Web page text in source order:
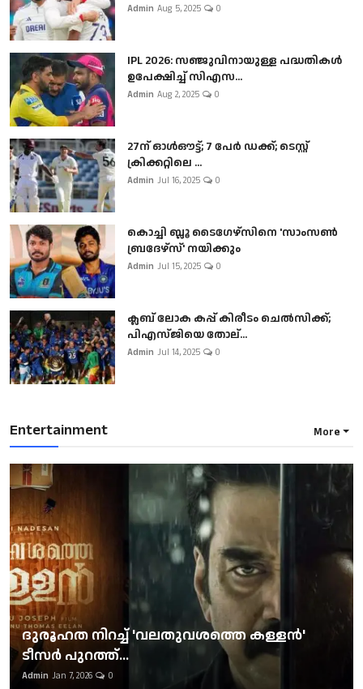
Admin Aug 5, 2025 0
IPL 2026: സഞ്ജുവിനായുള്ള പദ്ധതികൾ
ഉപേക്ഷിച്ച് സിഎസ...
Admin Aug 2, 2025 0
27ന് ഓൾഔട്ട്; 7 പേർ ഡക്ക്; ടെസ്റ്റ്
ക്രിക്കറ്റിലെ ...
Admin Jul 16, 2025 0
കൊച്ചി ബ്ലൂ ടൈഗേഴ്സിനെ 'സാംസൺ
ബ്രദേഴ്സ്' നയിക്കും
Admin Jul 15, 2025 0
ക്ലബ് ലോക കപ്പ് കിരീടം ചെല്‍സിക്ക്;
പിഎസ്ജിയെ തോല്...
Admin Jul 14, 2025 0
Entertainment More
ദുരൂഹത നിറച്ച് 'വലതുവശത്തെ കള്ളന്‍'
ടീസര്‍ പുറത്ത്...
Admin Jan 7, 2026 0